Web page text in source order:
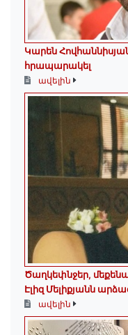
Կարեն
հրապարակել
ավելին
Ծաղկեփնջեր,
Էլիզ Մելիքյանն
ավելին